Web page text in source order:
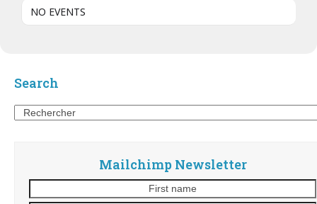
NO EVENTS
Search
Search
Mailchimp Newsletter
name